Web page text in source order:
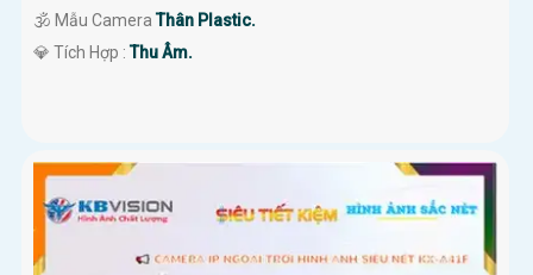
🕉️ Mẫu CameraThân Plastic.
️💎 Tích Hợp :Thu Âm.